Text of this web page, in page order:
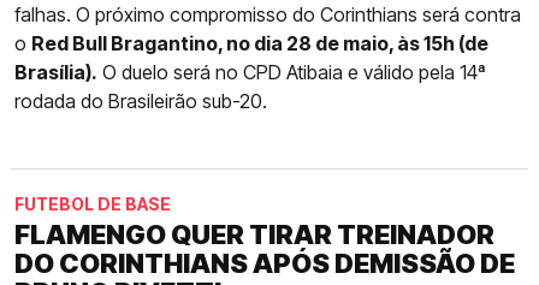
falhas. O próximo compromisso do Corinthians será contra
o Red Bull Bragantino, no dia 28 de maio, às 15h (de
Brasília). O duelo será no CPD Atibaia e válido pela 14ª
rodada do Brasileirão sub-20.
FUTEBOL DE BASE
FLAMENGO QUER TIRAR TREINADOR
DO CORINTHIANS APÓS DEMISSÃO DE